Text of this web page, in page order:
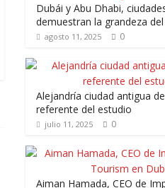
Dubái y Abu Dhabi,
demuestran la grandeza
agosto 11, 2025 0
Alejandría ciudad antigua
referente del estudio
julio 11, 2025 0
Aiman Hamada, CEO de